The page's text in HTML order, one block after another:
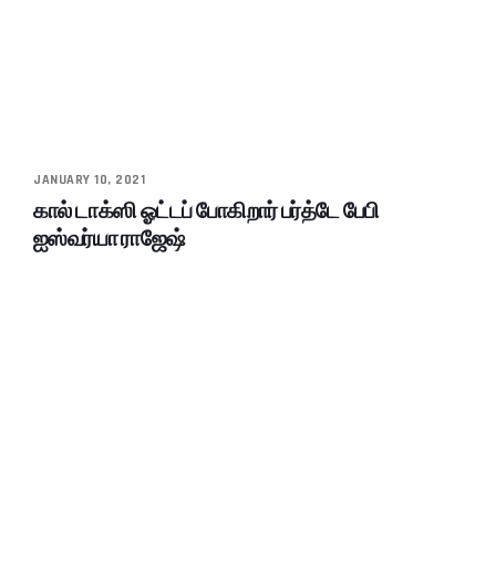
JANUARY 10, 2021
கால் டாக்ஸி ஓட்டப் போகிறார் பர்த்டே பேபி
ஐஸ்வர்யா ராஜேஷ்